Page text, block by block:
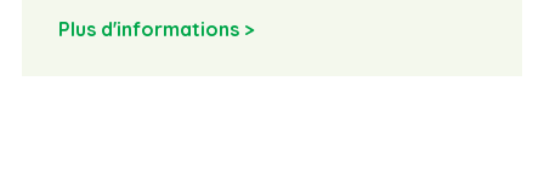
Plus d'informations >